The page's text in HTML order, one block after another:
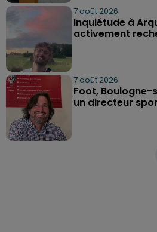
7 août 2026
Inquiétude à
activement
7 août 2026
Foot, Boulogne-
un directeur